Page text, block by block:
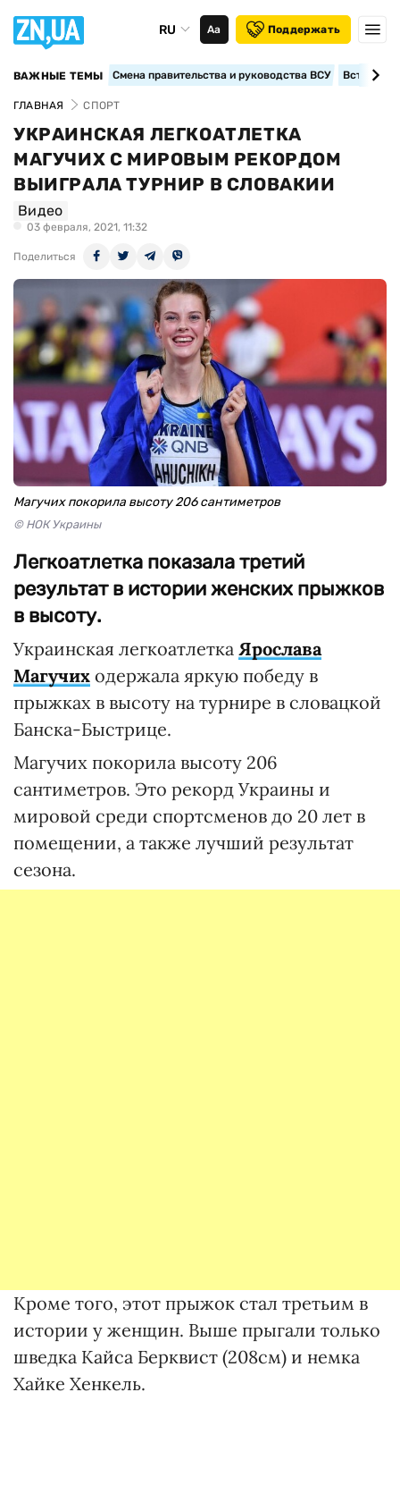
RU Аа Поддержать
ВАЖНЫЕ ТЕМЫ Смена правительства и руководства ВСУ
ГЛАВНАЯ СПОРТ
УКРАИНСКАЯ ЛЕГКОАТЛЕТКА
МАГУЧИХ С МИРОВЫМ РЕКОРДОМ
ВЫИГРАЛА ТУРНИР В СЛОВАКИИ
Видео
03 февраля, 2021, 11:32
Поделиться
Магучих покорила высоту 206 сантиметров
© НОК Украины
Легкоатлетка показала третий
результат в истории женских прыжков
в высоту.
Украинская легкоатлетка Ярослава
Магучих одержала яркую победу в
прыжках в высоту на турнире в словацкой
Банска-Быстрице.
Магучих покорила высоту 206
сантиметров. Это рекорд Украины и
мировой среди спортсменов до 20 лет в
помещении, а также лучший результат
сезона.
Кроме того, этот прыжок стал третьим в
истории у женщин. Выше прыгали только
шведка Кайса Берквист (208см) и немка
Хайке Хенкель.